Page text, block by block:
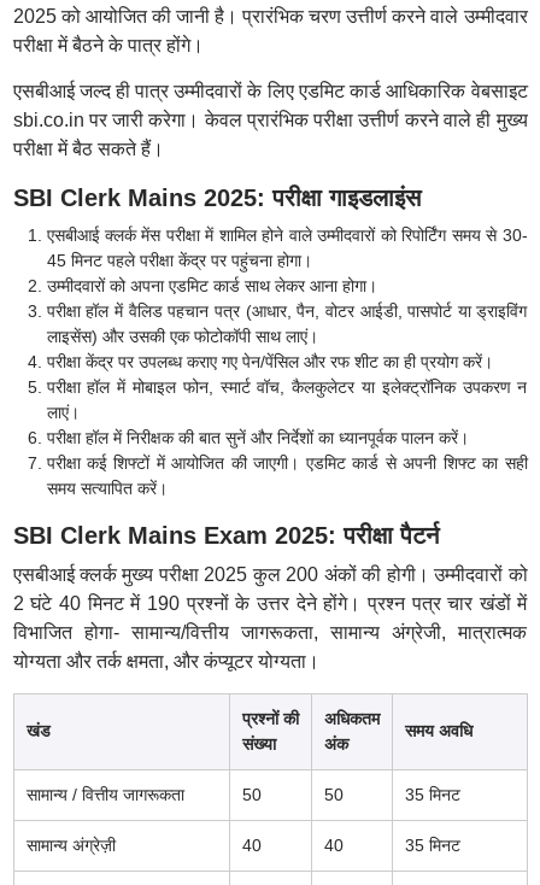
2025 को आयोजित की जानी है। प्रारंभिक चरण उत्तीर्ण करने वाले उम्मीदवार
परीक्षा में बैठने के पात्र होंगे।
एसबीआई जल्द ही पात्र उम्मीदवारों के लिए एडमिट कार्ड आधिकारिक वेबसाइट
sbi.co.in पर जारी करेगा। केवल प्रारंभिक परीक्षा उत्तीर्ण करने वाले ही मुख्य
परीक्षा में बैठ सकते हैं।
SBI Clerk Mains 2025: परीक्षा गाइडलाइंस
एसबीआई क्लर्क मेंस परीक्षा में शामिल होने वाले उम्मीदवारों को रिपोर्टिंग समय से 30-
45 मिनट पहले परीक्षा केंद्र पर पहुंचना होगा।
उम्मीदवारों को अपना एडमिट कार्ड साथ लेकर आना होगा।
परीक्षा हॉल में वैलिड पहचान पत्र (आधार, पैन, वोटर आईडी, पासपोर्ट या ड्राइविंग
लाइसेंस) और उसकी एक फोटोकॉपी साथ लाएं।
परीक्षा केंद्र पर उपलब्ध कराए गए पेन/पेंसिल और रफ शीट का ही प्रयोग करें।
परीक्षा हॉल में मोबाइल फोन, स्मार्ट वॉच, कैलकुलेटर या इलेक्ट्रॉनिक उपकरण न
लाएं।
परीक्षा हॉल में निरीक्षक की बात सुनें और निर्देशों का ध्यानपूर्वक पालन करें।
परीक्षा कई शिफ्टों में आयोजित की जाएगी। एडमिट कार्ड से अपनी शिफ्ट का सही
समय सत्यापित करें।
SBI Clerk Mains Exam 2025: परीक्षा पैटर्न
एसबीआई क्लर्क मुख्य परीक्षा 2025 कुल 200 अंकों की होगी। उम्मीदवारों को
2 घंटे 40 मिनट में 190 प्रश्नों के उत्तर देने होंगे। प्रश्न पत्र चार खंडों में
विभाजित होगा- सामान्य/वित्तीय जागरूकता, सामान्य अंग्रेजी, मात्रात्मक
योग्यता और तर्क क्षमता, और कंप्यूटर योग्यता।
खंड
प्रश्नों की
संख्या
अधिकतम
अंक
समय अवधि
सामान्य / वित्तीय जागरूकता 50 50 35 मिनट
सामान्य अंग्रेज़ी 40 40 35 मिनट